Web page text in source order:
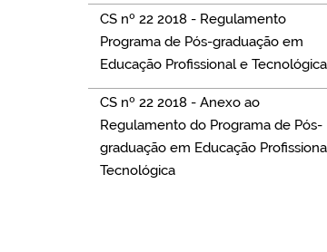
CS nº 22 2018 - Regulamento
Programa de Pós-graduação em
Educação Profissional e Tecnológica
CS nº 22 2018 - Anexo ao
Regulamento do Programa de Pós-
graduação em Educação
Tecnológica